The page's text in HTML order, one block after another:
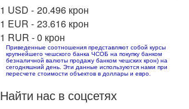
1 USD - 20.496 крон
1 EUR - 23.616 крон
1 RUR -0 крон
Приведенные соотношения представляют собой курсы
крупнейшего чешского банка ЧСОБ на покупку банком
безналичной валюты продажу банком чешских крон) на
сегодняшний день. Эти данные используются нами при
пересчете стоимости объектов в доллары и евро.
Найти нас в соцсетях